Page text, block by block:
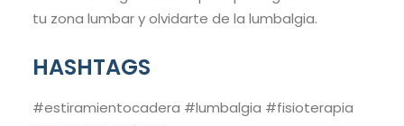
tu zona lumbar y olvidarte de la lumbalgia.
HASHTAGS
#estiramientocadera #lumbalgia #fisioterapia